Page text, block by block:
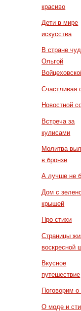
красиво
Дети в мире
искусства
В стране
Ольгой
Счастливая
Новостной
Встреча за
кулисами
Молитва
в бронзе
А лучше не
Дом с
крышей
Про стихи
Страницы
воскресной
Вкусное
путешествие
Поговорим о
О моде и